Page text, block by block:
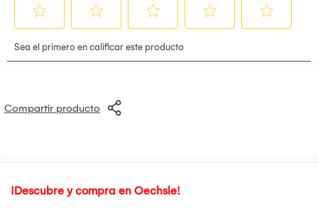
Motor de frecuencia variable de inducción inteligente,
tiempo de espera prolongado, ahorro de energía y ahorro de
motor de cobre convencional.
?MÚLTIPLES FUNCIONES Y APLICACIONES? - Limpieza y
de maquinaria agrícola. Nuestra pistola hidrolavadora es
efectiva especialmente para la limpieza de paredes
al aire libre y viajes largos.
Compartir producto
¡Descubre y compra en Oechsle!